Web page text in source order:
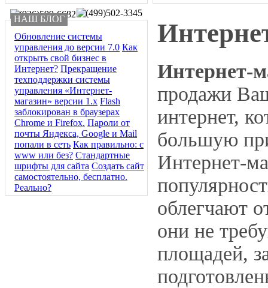
НАШ БЛОГ
Обновление системы
управления до версии 7.0 Как
открыть свой бизнес в
Интернет? Прекращение
техподдержки системы
управления «Интернет-
магазин» версии 1.х Flash
заблокирован в браузерах
Chrome и Firefox. Пароли от
почты Яндекса, Google и Mail
попали в сеть Как правильно: с
www или без? Стандартные
шрифты для сайта Создать сайт
самостоятельно, бесплатно.
Реально?
Интернет-
продажи
интернет,
большую
Интернет-
облегчают
они не
площадей,